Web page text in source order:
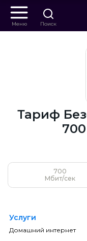
Меню Поиск
Тариф
700
Мбит/сек
Услуги
Домашний интернет